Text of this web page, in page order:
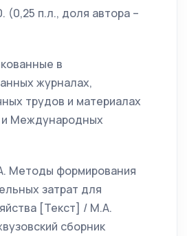
(0,25 п.л., доля автора –
в
журналах,
трудов и материалах
и Международных
Методы формирования
затрат для
[Текст] / М.А.
сборник